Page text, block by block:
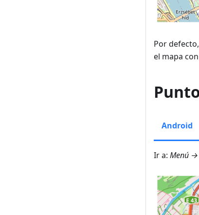
Por
el mapa
Android
Ir a: Menú →